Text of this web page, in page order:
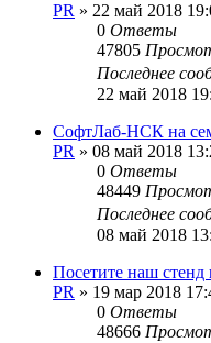
PR » 22 май 2018
0 Ответы
47805
Последнее
22 май 2018
СофтЛаб-НСК на
PR » 08 май 2018
0 Ответы
48449
Последнее
08 май 2018
Посетите наш
PR » 19 мар 2018
0 Ответы
48666